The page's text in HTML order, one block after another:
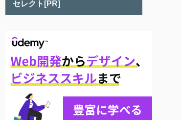
セレクト[PR]